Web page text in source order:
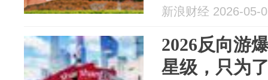
新浪财经 2026-05-
2026反向游
星级，只为